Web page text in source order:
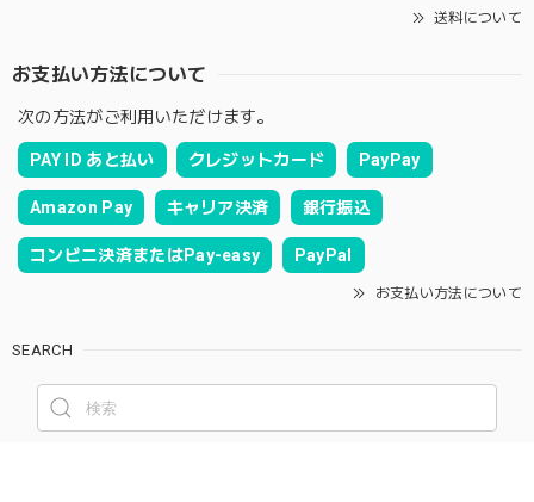
送料について
お支払い方法について
次の方法がご利用いただけます。
PAY ID あと払い クレジットカード PayPay
Amazon Pay キャリア決済 銀行振込
コンビニ決済またはPay-easy PayPal
お支払い方法について
SEARCH